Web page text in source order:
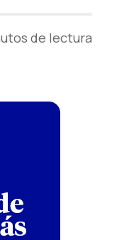
de lectura